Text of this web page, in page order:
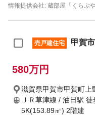
情報提供会社: 蔵部屋「くらぶや
売戸建住宅 甲賀
580万円
滋賀県甲賀市甲賀町上
ＪＲ草津線 / 油日駅 徒
5K(153.89㎡) 2階建